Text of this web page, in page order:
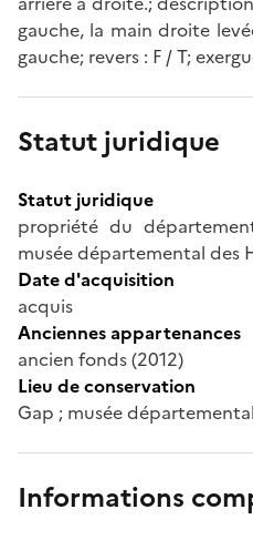
gauche, la main droite
gauche; revers : F / T;
Statut juridique
Statut juridique
propriété du
musée départemental des
Date d'acquisition
acquis
Anciennes appartenances
ancien fonds (2012)
Lieu de conservation
Gap ; musée
Informations